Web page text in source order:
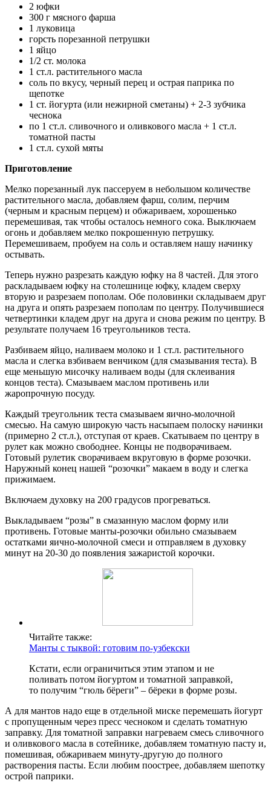
2 юфки
300 г мясного фарша
1 луковица
горсть порезанной петрушки
1 яйцо
1/2 ст. молока
1 ст.л. растительного масла
соль по вкусу, черный перец и острая паприка по
щепотке
1 ст. йогурта (или нежирной сметаны) + 2-3 зубчика
чеснока
по 1 ст.л. сливочного и оливкового масла + 1 ст.л.
томатной пасты
1 ст.л. сухой мяты
Приготовление
Мелко порезанный лук пассеруем в небольшом количестве
растительного масла, добавляем фарш, солим, перчим
(черным и красным перцем) и обжариваем, хорошенько
перемешивая, так чтобы осталось немного сока. Выключаем
огонь и добавляем мелко покрошенную петрушку.
Перемешиваем, пробуем на соль и оставляем нашу начинку
остывать.
Теперь нужно разрезать каждую юфку на 8 частей. Для этого
раскладываем юфку на столешнице юфку, кладем сверху
вторую и разрезаем пополам. Обе половинки складываем друг
на друга и опять разрезаем пополам по центру. Получившиеся
четвертинки кладем друг на друга и снова режим по центру. В
результате получаем 16 треугольников теста.
Разбиваем яйцо, наливаем молоко и 1 ст.л. растительного
масла и слегка взбиваем венчиком (для смазывания теста). В
еще меньшую мисочку наливаем воды (для склеивания
концов теста). Смазываем маслом противень или
жаропрочную посуду.
Каждый треугольник теста смазываем яично-молочной
смесью. На самую широкую часть насыпаем полоску начинки
(примерно 2 ст.л.), отступая от краев. Скатываем по центру в
рулет как можно свободнее. Концы не подворачиваем.
Готовый рулетик сворачиваем вкруговую в форме розочки.
Наружный конец нашей “розочки” макаем в воду и слегка
прижимаем.
Включаем духовку на 200 градусов прогреваться.
Выкладываем “розы” в смазанную маслом форму или
противень. Готовые манты-розочки обильно смазываем
остатками яично-молочной смеси и отправляем в духовку
минут на 20-30 до появления зажаристой корочки.
Читайте также:
Манты с тыквой: готовим по-узбекски
Кстати, если ограничиться этим этапом и не
поливать потом йогуртом и томатной заправкой,
то получим “гюль бёреги” – бёреки в форме розы.
А для мантов надо еще в отдельной миске перемешать йогурт
с пропущенным через пресс чесноком и сделать томатную
заправку. Для томатной заправки нагреваем смесь сливочного
и оливкового масла в сотейнике, добавляем томатную пасту и,
помешивая, обжариваем минуту-другую до полного
растворения пасты. Если любим поострее, добавляем шепотку
острой паприки.